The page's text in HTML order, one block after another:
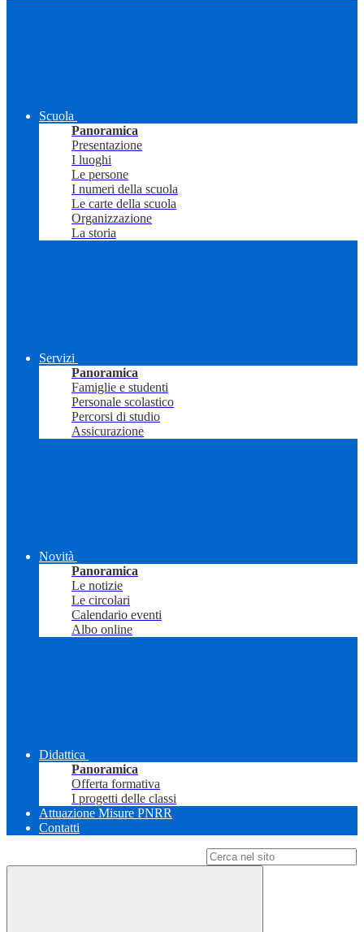
Scuola
Panoramica
Presentazione
I luoghi
Le persone
I numeri della scuola
Le carte della scuola
Organizzazione
La storia
Servizi
Panoramica
Famiglie e studenti
Personale scolastico
Percorsi di studio
Assicurazione
Novità
Panoramica
Le notizie
Le circolari
Calendario eventi
Albo online
Didattica
Panoramica
Offerta formativa
I progetti delle classi
Attuazione Misure PNRR
Contatti